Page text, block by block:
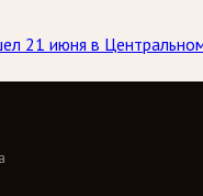
21 июня в